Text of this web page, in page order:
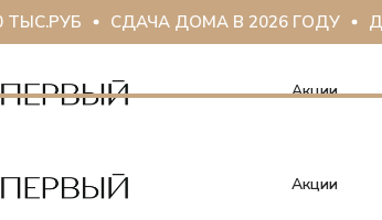
СДАЧА ДОМА В 2026 ГОДУ
Акции
Акции